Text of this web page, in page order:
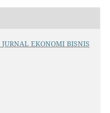
EKONOMI BISNIS